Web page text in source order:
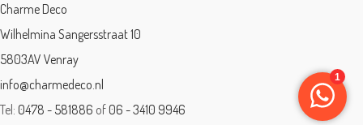
Charme Deco
Wilhelmina Sangersstraat 10
5803AV Venray
info@charmedeco.nl
Tel: 0478 - 581886 of 06 - 3410 9946